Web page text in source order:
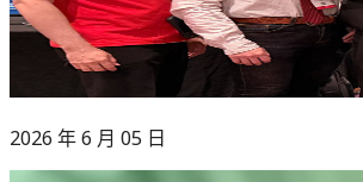
2026 年 6 月 05 日